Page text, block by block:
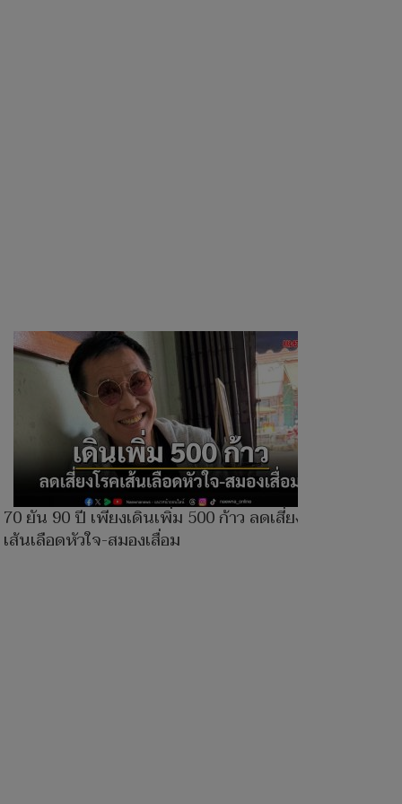
70 ยัน 90 ปี เพียงเดินเพิ่ม 500 ก้าว ลดเสี่ยงโรค
เส้นเลือดหัวใจ-สมองเสื่อม